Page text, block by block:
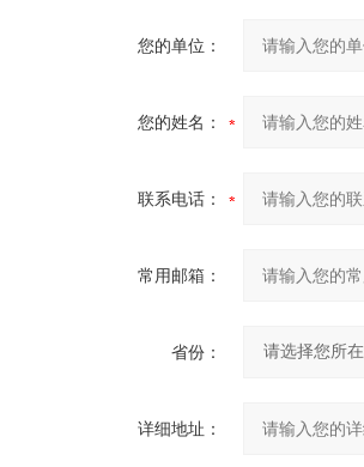
您的单位：
您的姓名：
联系电话：
常用邮箱：
省份：
详细地址：